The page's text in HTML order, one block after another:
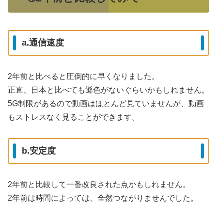
a.通信速度
2年前と比べると圧倒的に早くなりました。
正直、日本と比べても遜色がないぐらいかもしれません。
5G制限があるので動画はほとんど見ていませんが、動画
もストレスなく見ることができます。
b.安定度
2年前と比較して一番改良された点かもしれません。
2年前は時間によっては、全然つながりませんでした。